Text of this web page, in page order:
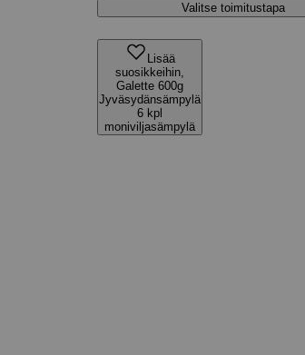
Valitse toimitustapa
Lisää
suosikkeihin,
Galette 600g
Jyväsydänsämpylä
6 kpl
moniviljasämpylä